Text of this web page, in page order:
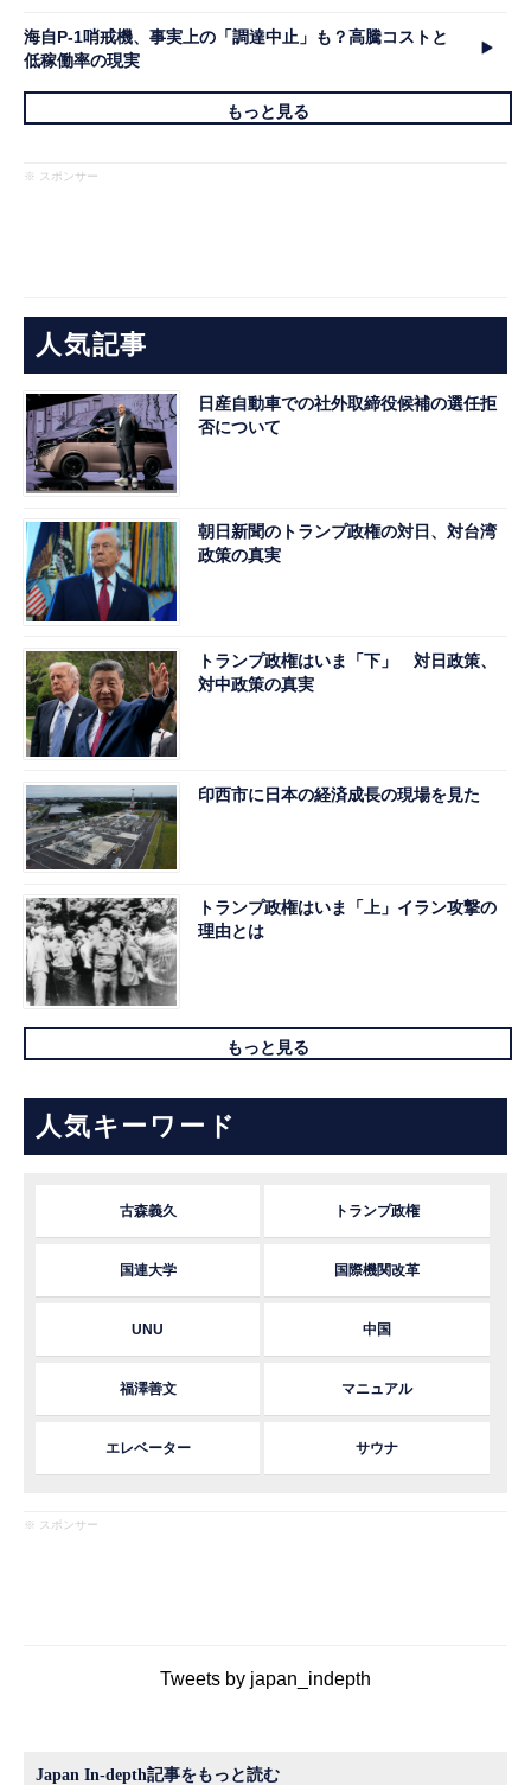
海自P-1哨戒機、事実上の「調達中止」も？高騰コストと
低稼働率の現実
もっと見る
※ スポンサー
人気記事
日産自動車での社外取締役候補の選任拒
否について
朝日新聞のトランプ政権の対日、対台湾
政策の真実
トランプ政権はいま「下」 対日政策、
対中政策の真実
印西市に日本の経済成長の現場を見た
トランプ政権はいま「上」イラン攻撃の
理由とは
もっと見る
人気キーワード
古森義久 トランプ政権
国連大学 国際機関改革
UNU 中国
福澤善文 マニュアル
エレベーター サウナ
※ スポンサー
Tweets by japan_indepth
Japan In-depth記事をもっと読む